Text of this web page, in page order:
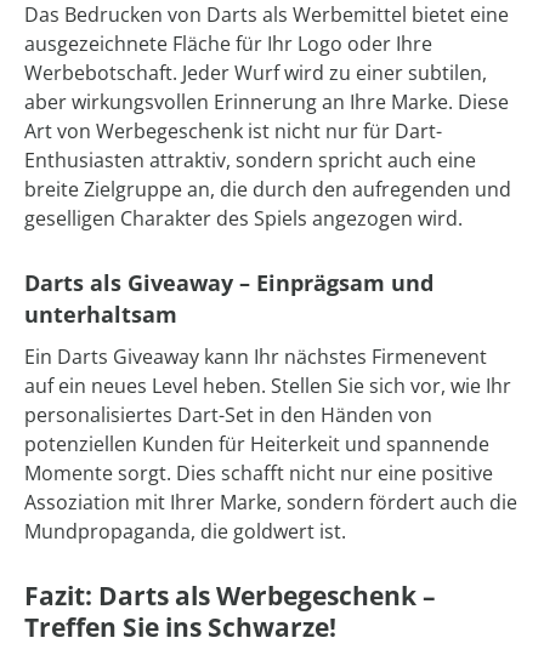
Das Bedrucken von Darts als Werbemittel bietet eine
ausgezeichnete Fläche für Ihr Logo oder Ihre
Werbebotschaft. Jeder Wurf wird zu einer subtilen,
aber wirkungsvollen Erinnerung an Ihre Marke. Diese
Art von Werbegeschenk ist nicht nur für Dart-
Enthusiasten attraktiv, sondern spricht auch eine
breite Zielgruppe an, die durch den aufregenden und
geselligen Charakter des Spiels angezogen wird.
Darts als Giveaway – Einprägsam und
unterhaltsam
Ein Darts Giveaway kann Ihr nächstes Firmenevent
auf ein neues Level heben. Stellen Sie sich vor, wie Ihr
personalisiertes Dart-Set in den Händen von
potenziellen Kunden für Heiterkeit und spannende
Momente sorgt. Dies schafft nicht nur eine positive
Assoziation mit Ihrer Marke, sondern fördert auch die
Mundpropaganda, die goldwert ist.
Fazit: Darts als Werbegeschenk –
Treffen Sie ins Schwarze!